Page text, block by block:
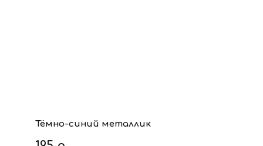
Тёмно-синий металлик